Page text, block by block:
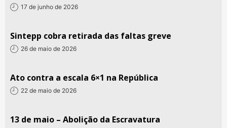
17 de junho de 2026
Sintepp cobra retirada das faltas greve
26 de maio de 2026
Ato contra a escala 6×1 na República
22 de maio de 2026
13 de maio – Abolição da Escravatura